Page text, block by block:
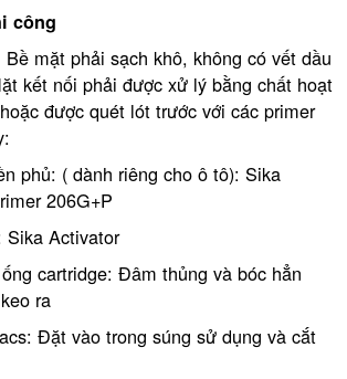
công
mặt phải sạch khô, không có vết dầu
kết nối phải được xử lý bằng chất hoạt
được quét lót trước với các primer
phủ: ( dành riêng cho ô tô): Sika
206G+P
Sika Activator
cartridge: Đâm thủng và bóc hẳn
ra
Đặt vào trong súng sử dụng và cắt